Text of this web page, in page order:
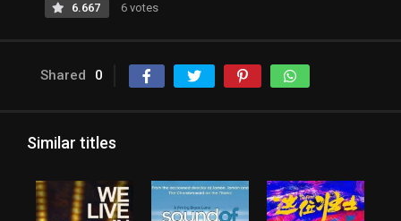
6.667 6 votes
Shared 0
Similar titles